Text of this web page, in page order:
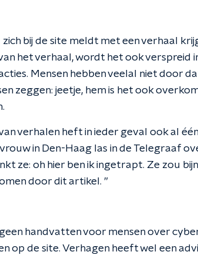
bij de site meldt met een verhaal
het verhaal, wordt het ook verspreid
Mensen hebben veelal niet door
zeggen: jeetje, hem is het ook
verhalen heft in ieder geval ook al
in Den-Haag las in de Telegraaf
ze: oh hier ben ik ingetrapt. Ze zou
door dit artikel. ”
handvatten voor mensen over
op de site. Verhagen heeft wel een